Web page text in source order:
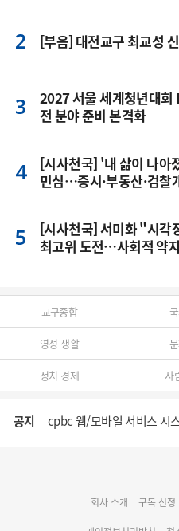
[부음] 대전교구 최교성
2027 서울 세계청년대
전 분야 준비 본격화
[시사천국] '내 삶이 나아
민심…증시·부동산·검찰
[시사천국] 서미화 "시각
최고위 도전…사회적 약
교구종합
영성 생활
정치 경제 사
공지 cpbc 웹/모바일 서비스 시
명동 미디어큐브 & 1898
회사 소개 구독 신청